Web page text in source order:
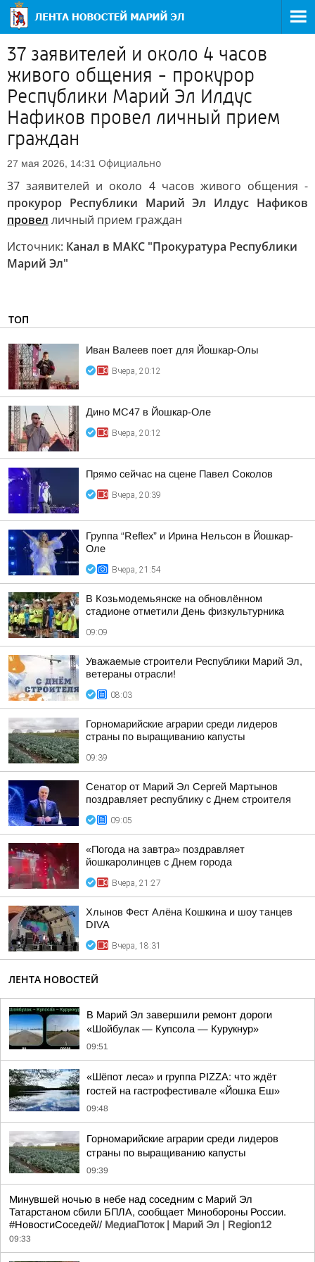
37 заявителей и около 4 часов
живого общения - прокурор
Республики Марий Эл Илдус
Нафиков провел личный прием
граждан
27 мая 2026, 14:31 Официально
37 заявителей и около 4 часов живого общения -
прокурор Республики Марий Эл Илдус Нафиков
провел личный прием граждан
Источник: Канал в МАКС "Прокуратура Республики
Марий Эл"
ТОП
Иван Валеев поет для Йошкар-Олы
Вчера, 20:12
Дино МС47 в Йошкар-Оле
Вчера, 20:12
Прямо сейчас на сцене Павел Соколов
Вчера, 20:39
Группа “Reflex” и Ирина Нельсон в Йошкар-
Оле
Вчера, 21:54
В Козьмодемьянске на обновлённом
стадионе отметили День физкультурника
09:09
Уважаемые строители Республики Марий Эл,
ветераны отрасли!
08:03
Горномарийские аграрии среди лидеров
страны по выращиванию капусты
09:39
Сенатор от Марий Эл Сергей Мартынов
поздравляет республику с Днем строителя
09:05
«Погода на завтра» поздравляет
йошкаролинцев с Днем города
Вчера, 21:27
Хлынов Фест Алёна Кошкина и шоу танцев
DIVA
Вчера, 18:31
ЛЕНТА НОВОСТЕЙ
В Марий Эл завершили ремонт дороги
«Шойбулак — Купсола — Курукнур»
09:51
«Шёпот леса» и группа PIZZA: что ждёт
гостей на гастрофестивале «Йошка Еш»
09:48
Горномарийские аграрии среди лидеров
страны по выращиванию капусты
09:39
Минувшей ночью в небе над соседним с Марий Эл
Татарстаном сбили БПЛА, сообщает Минобороны России.
#НовостиСоседей// МедиаПоток | Марий Эл | Region12
09:33